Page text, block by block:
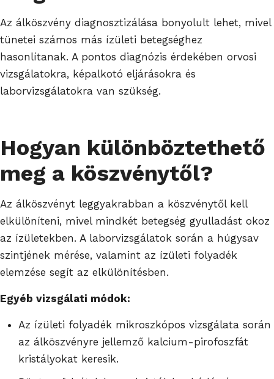
Az álköszvény diagnosztizálása bonyolult lehet, mivel
tünetei számos más ízületi betegséghez
hasonlítanak. A pontos diagnózis érdekében orvosi
vizsgálatokra, képalkotó eljárásokra és
laborvizsgálatokra van szükség.
Hogyan különböztethető
meg a köszvénytől?
Az álköszvényt leggyakrabban a köszvénytől kell
elkülöníteni, mivel mindkét betegség gyulladást okoz
az ízületekben. A laborvizsgálatok során a húgysav
szintjének mérése, valamint az ízületi folyadék
elemzése segít az elkülönítésben.
Egyéb vizsgálati módok:
Az ízületi folyadék mikroszkópos vizsgálata során
az álköszvényre jellemző kalcium-pirofoszfát
kristályokat keresik.